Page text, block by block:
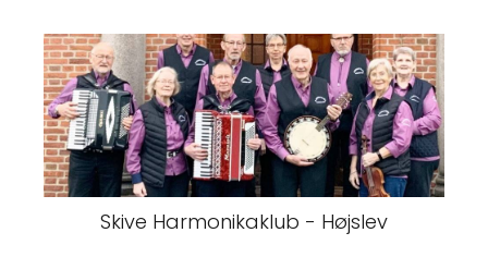
Skive Harmonikaklub - Højslev